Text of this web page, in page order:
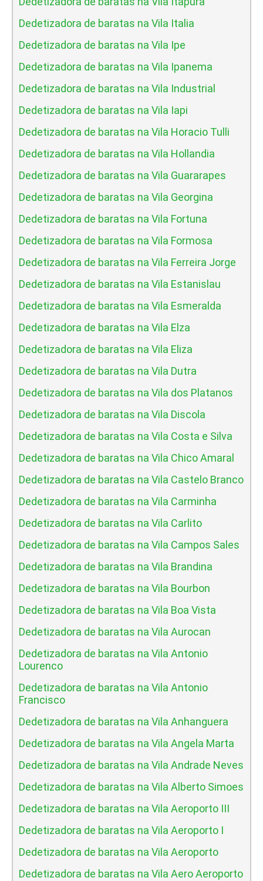
Dedetizadora de baratas na Vila Italia
Dedetizadora de baratas na Vila Ipe
Dedetizadora de baratas na Vila Ipanema
Dedetizadora de baratas na Vila Industrial
Dedetizadora de baratas na Vila Iapi
Dedetizadora de baratas na Vila Horacio Tulli
Dedetizadora de baratas na Vila Hollandia
Dedetizadora de baratas na Vila Guararapes
Dedetizadora de baratas na Vila Georgina
Dedetizadora de baratas na Vila Fortuna
Dedetizadora de baratas na Vila Formosa
Dedetizadora de baratas na Vila Ferreira Jorge
Dedetizadora de baratas na Vila Estanislau
Dedetizadora de baratas na Vila Esmeralda
Dedetizadora de baratas na Vila Elza
Dedetizadora de baratas na Vila Eliza
Dedetizadora de baratas na Vila Dutra
Dedetizadora de baratas na Vila dos Platanos
Dedetizadora de baratas na Vila Discola
Dedetizadora de baratas na Vila Costa e Silva
Dedetizadora de baratas na Vila Chico Amaral
Dedetizadora de baratas na Vila Castelo Branco
Dedetizadora de baratas na Vila Carminha
Dedetizadora de baratas na Vila Carlito
Dedetizadora de baratas na Vila Campos Sales
Dedetizadora de baratas na Vila Brandina
Dedetizadora de baratas na Vila Bourbon
Dedetizadora de baratas na Vila Boa Vista
Dedetizadora de baratas na Vila Aurocan
Dedetizadora de baratas na Vila Antonio
Lourenco
Dedetizadora de baratas na Vila Antonio
Francisco
Dedetizadora de baratas na Vila Anhanguera
Dedetizadora de baratas na Vila Angela Marta
Dedetizadora de baratas na Vila Andrade Neves
Dedetizadora de baratas na Vila Alberto Simoes
Dedetizadora de baratas na Vila Aeroporto III
Dedetizadora de baratas na Vila Aeroporto I
Dedetizadora de baratas na Vila Aeroporto
Dedetizadora de baratas na Vila Aero Aeroporto